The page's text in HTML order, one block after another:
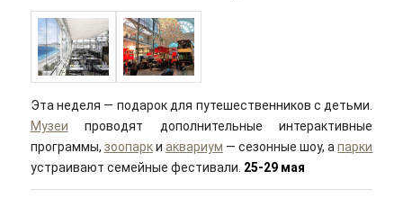
Эта неделя — подарок для путешественников с детьми.
Музеи проводят дополнительные интерактивные
программы, зоопарки аквариум — сезонные шоу, апарки
устраивают семейные фестивали. 25-29 мая